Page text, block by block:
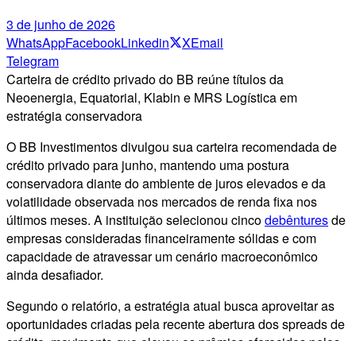
3 de junho de 2026
WhatsAppFacebookLinkedin XEmail
Telegram
Carteira de crédito privado do BB reúne títulos da
Neoenergia, Equatorial, Klabin e MRS Logística em
estratégia conservadora
O BB Investimentos divulgou sua carteira recomendada de
crédito privado para junho, mantendo uma postura
conservadora diante do ambiente de juros elevados e da
volatilidade observada nos mercados de renda fixa nos
últimos meses. A instituição selecionou cincodebênturesde
empresas consideradas financeiramente sólidas e com
capacidade de atravessar um cenário macroeconômico
ainda desafiador.
Segundo o relatório, a estratégia atual busca aproveitar as
oportunidades criadas pela recente abertura dos spreads de